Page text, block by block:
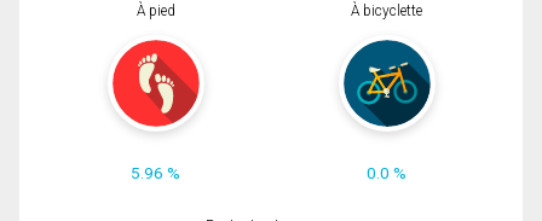
À pied
5.96 %
À bicyclette
0.0 %